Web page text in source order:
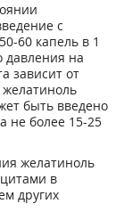
с
60 капель в 1
давления на
зависит от
быть введено
не более 15-25
желатиноль
в
других